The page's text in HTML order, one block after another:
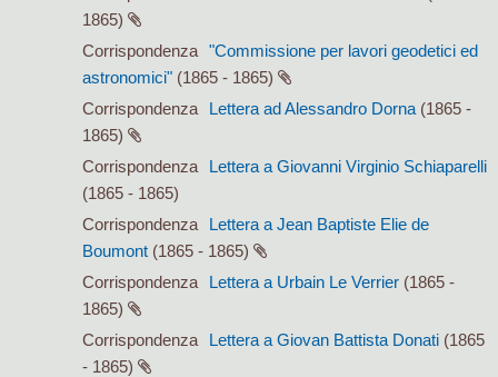
1865)
Corrispondenza
"Commissione per lavori geodetici ed
astronomici" (1865 - 1865)
Corrispondenza
Lettera ad Alessandro Dorna (1865 -
1865)
Corrispondenza
Lettera a Giovanni Virginio Schiaparelli
(1865 - 1865)
Corrispondenza
Lettera a Jean Baptiste Elie de
Boumont (1865 - 1865)
Corrispondenza
Lettera a Urbain Le Verrier (1865 -
1865)
Corrispondenza
Lettera a Giovan Battista Donati (1865
- 1865)